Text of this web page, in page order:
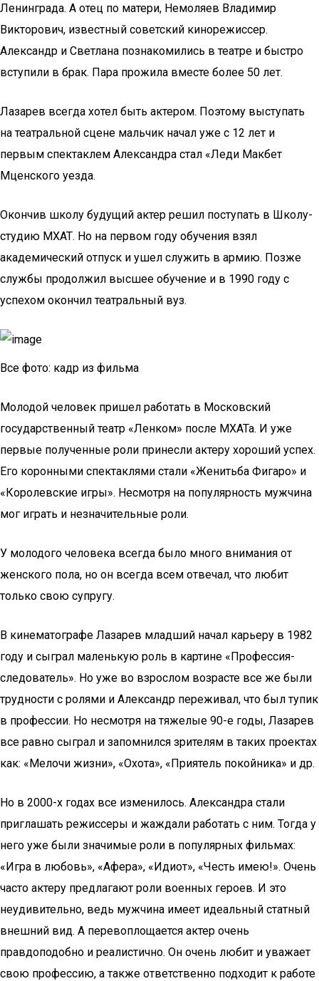
Ленинграда. А отец по матери, Немоляев Владимир
Викторович, известный советский кинорежиссер.
Александр и Светлана познакомились в театре и быстро
вступили в брак. Пара прожила вместе более 50 лет.
Лазарев всегда хотел быть актером. Поэтому выступать
на театральной сцене мальчик начал уже с 12 лет и
первым спектаклем Александра стал «Леди Макбет
Мценского уезда.
Окончив школу будущий актер решил поступать в Школу-
студию МХАТ. Но на первом году обучения взял
академический отпуск и ушел служить в армию. Позже
службы продолжил высшее обучение и в 1990 году с
успехом окончил театральный вуз.
Все фото: кадр из фильма
Молодой человек пришел работать в Московский
государственный театр «Ленком» после МХАТа. И уже
первые полученные роли принесли актеру хороший успех.
Его коронными спектаклями стали «Женитьба Фигаро» и
«Королевские игры». Несмотря на популярность мужчина
мог играть и незначительные роли.
У молодого человека всегда было много внимания от
женского пола, но он всегда всем отвечал, что любит
только свою супругу.
В кинематографе Лазарев младший начал карьеру в 1982
году и сыграл маленькую роль в картине «Профессия-
следователь». Но уже во взрослом возрасте все же были
трудности с ролями и Александр переживал, что был тупик
в профессии. Но несмотря на тяжелые 90-е годы, Лазарев
все равно сыграл и запомнился зрителям в таких проектах
как: «Мелочи жизни», «Охота», «Приятель покойника» и др.
Но в 2000-х годах все изменилось. Александра стали
приглашать режиссеры и жаждали работать с ним. Тогда у
него уже были значимые роли в популярных фильмах:
«Игра в любовь», «Афера», «Идиот», «Честь имею!». Очень
часто актеру предлагают роли военных героев. И это
неудивительно, ведь мужчина имеет идеальный статный
внешний вид. А перевоплощается актер очень
правдоподобно и реалистично. Он очень любит и уважает
свою профессию, а также ответственно подходит к работе